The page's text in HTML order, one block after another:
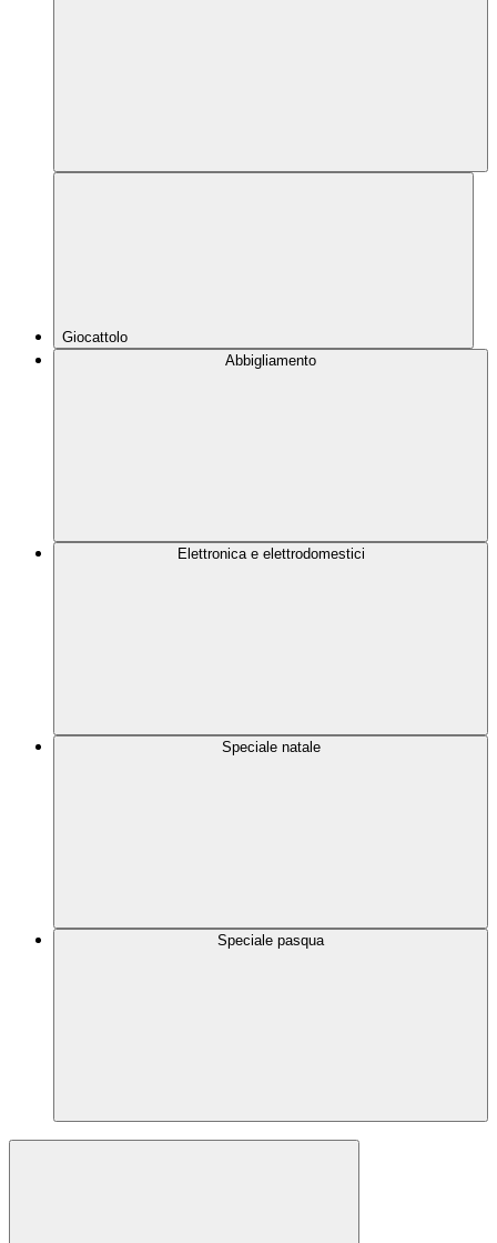
Giocattolo
Abbigliamento
Elettronica e elettrodomestici
Speciale natale
Speciale pasqua